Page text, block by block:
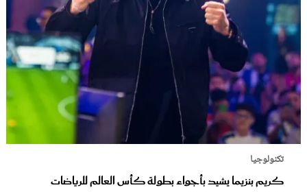
تكنولوجيا
كريم بنزيما يشيد بأجواء بطولة كأس العالم للرياضات